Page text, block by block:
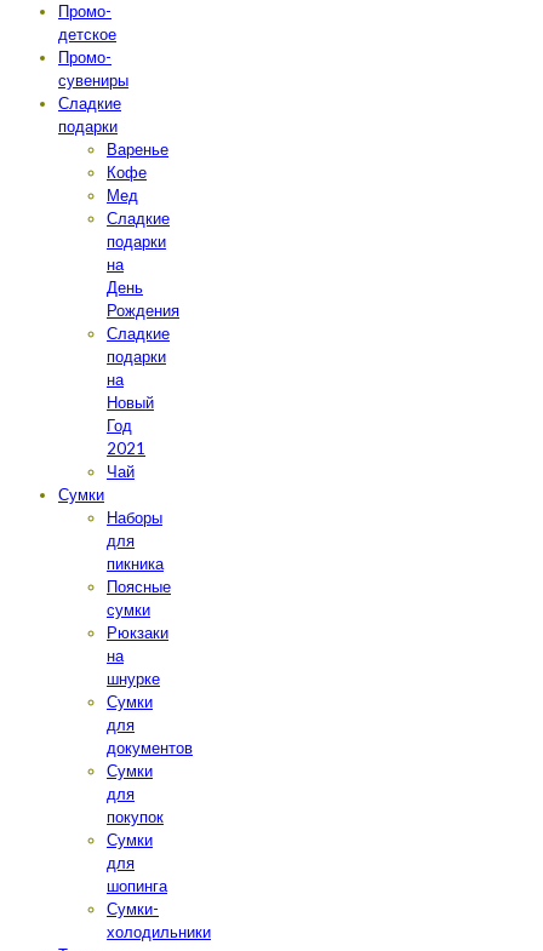
Промо-
детское
Промо-
сувениры
Сладкие
подарки
Варенье
Кофе
Мед
Сладкие
подарки
на
День
Рождения
Сладкие
подарки
на
Новый
Год
2021
Чай
Сумки
Наборы
для
пикника
Поясные
сумки
Рюкзаки
на
шнурке
Сумки
для
документов
Сумки
для
покупок
Сумки
для
шопинга
Сумки-
холодильники